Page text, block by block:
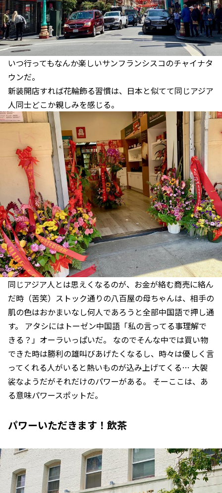
いつ行ってもなんか楽しいサンフランシスコのチャイナタ
ウンだ。
新装開店すれば花輪飾る習慣は、日本と似てて同じアジア
人同士どこか親しみを感じる。
同じアジア人とは思えくなるのが、お金が絡む商売に絡ん
だ時（苦笑）ストック通りの八百屋の母ちゃんは、相手の
肌の色はおかまいなし何人であろうと全部中国語で押し通
す。 アタシにはトーゼン中国語「私の言ってる事理解で
きる？」オーラいっぱいだ。 なのでそんな中では買い物
できた時は勝利の雄叫びあげたくなるし、時々は優しく言
ってくれる人がいると熱いものが込み上げてくる… 大袈
裟なようだがそれだけのパワーがある。 そーここは、あ
る意味パワースポットだ。
パワーいただきます！飲茶